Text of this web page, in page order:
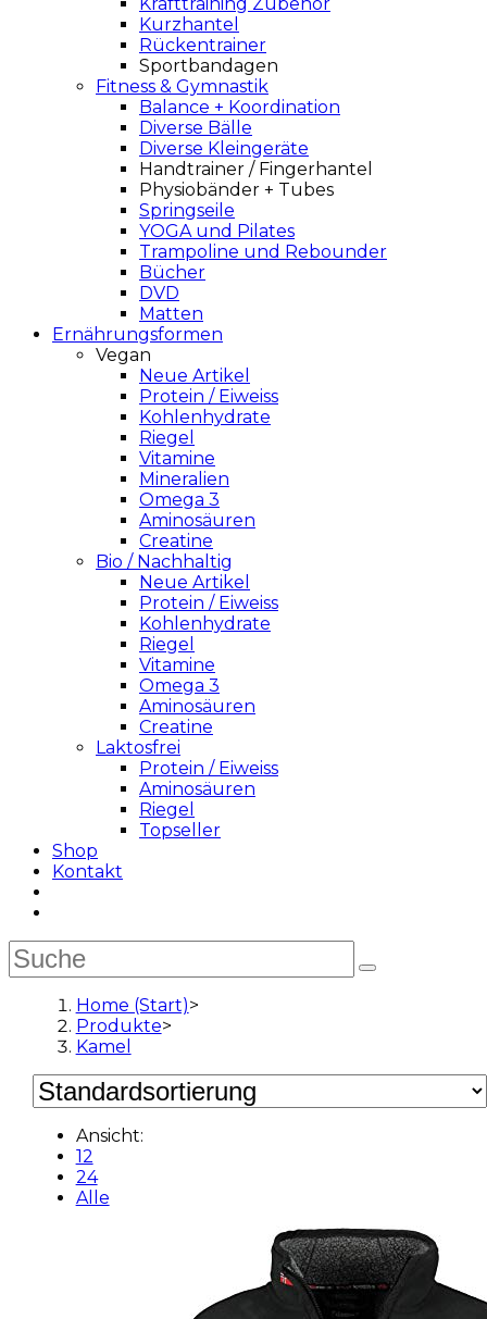
Kurzhantel
Rückentrainer
Sportbandagen
Fitness & Gymnastik
Balance + Koordination
Diverse Bälle
Diverse Kleingeräte
Handtrainer / Fingerhantel
Physiobänder + Tubes
Springseile
YOGA und Pilates
Trampoline und Rebounder
Bücher
DVD
Matten
Ernährungsformen
Vegan
Neue Artikel
Protein / Eiweiss
Kohlenhydrate
Riegel
Vitamine
Mineralien
Omega 3
Aminosäuren
Creatine
Bio / Nachhaltig
Neue Artikel
Protein / Eiweiss
Kohlenhydrate
Riegel
Vitamine
Omega 3
Aminosäuren
Creatine
Laktosfrei
Protein / Eiweiss
Aminosäuren
Riegel
Topseller
Shop
Kontakt
Home (Start)>
Produkte>
Kamel
Ansicht:
12
24
Alle